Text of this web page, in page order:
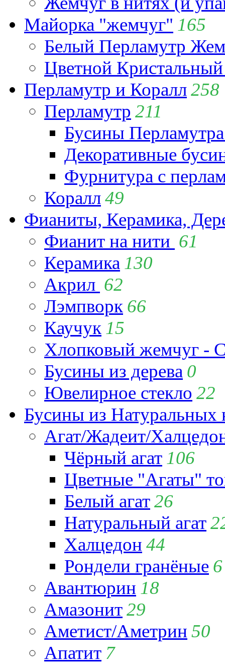
Майорка "жемчуг" 165
Белый Перламутр
Цветной
Перламутр и Коралл258
Перламутр 211
Бусины
Декоративные
Фурнитура с
Коралл49
Фианиты, Керамика,
Фианит на нити 61
Керамика 130
Акрил 62
Лэмпворк 66
Каучук 15
Хлопковый жемчуг -
Бусины из дерева 0
Ювелирное стекло 22
Бусины из Натуральных
Агат/Жадеит/
Чёрный агат 106
Цветные "Агаты"
Белый агат26
Натуральный агат
Халцедон 44
Рондели гранёные 6
Авантюрин 18
Амазонит29
Аметист/Аметрин 50
Апатит 7